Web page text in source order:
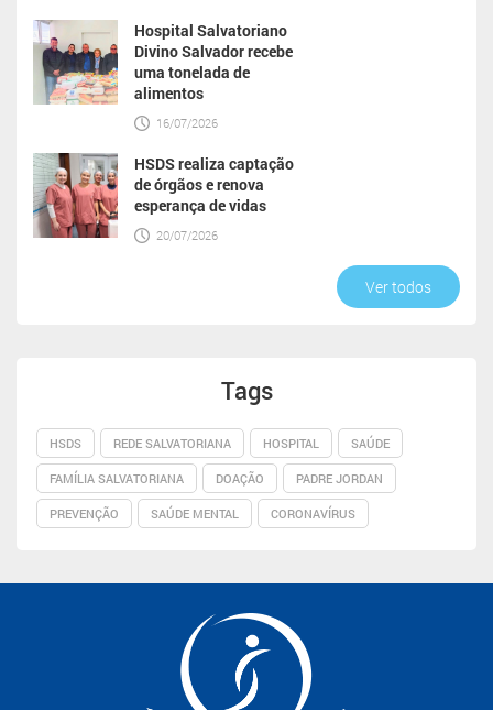
Hospital Salvatoriano
Divino Salvador recebe
uma tonelada de
alimentos
16/07/2026
HSDS realiza captação
de órgãos e renova
esperança de vidas
20/07/2026
Ver todos
Tags
HSDS REDE SALVATORIANA HOSPITAL SAÚDE
FAMÍLIA SALVATORIANA DOAÇÃO PADRE JORDAN
PREVENÇÃO SAÚDE MENTAL CORONAVÍRUS